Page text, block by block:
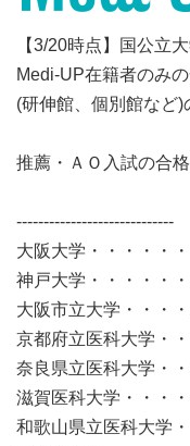
【3/20時点】国公立
Medi-UP在籍者のみ
(研伸館、個別館など)
推薦・ＡＯ入試の合格
-----------------------------
大阪大学・・・・・
神戸大学・・・・・
大阪市立大学・・・
京都府立医科大学・
奈良県立医科大学・
滋賀医科大学・・・
和歌山県立医科大学